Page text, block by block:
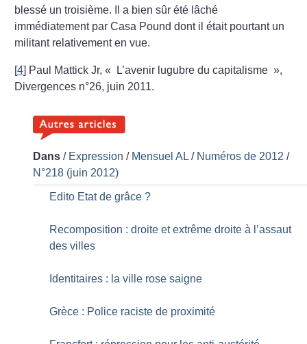
blessé un troisième. Il a bien sûr été lâché
immédiatement par Casa Pound dont il était pourtant un
militant relativement en vue.
[4] Paul Mattick Jr, « L’avenir lugubre du capitalisme »,
Divergences n°26, juin 2011.
Dans / Expression / Mensuel AL / Numéros de 2012 /
N°218 (juin 2012)
Edito Etat de grâce ?
Recomposition : droite et extrême droite à l’assaut
des villes
Identitaires : la ville rose saigne
Grèce : Police raciste de proximité